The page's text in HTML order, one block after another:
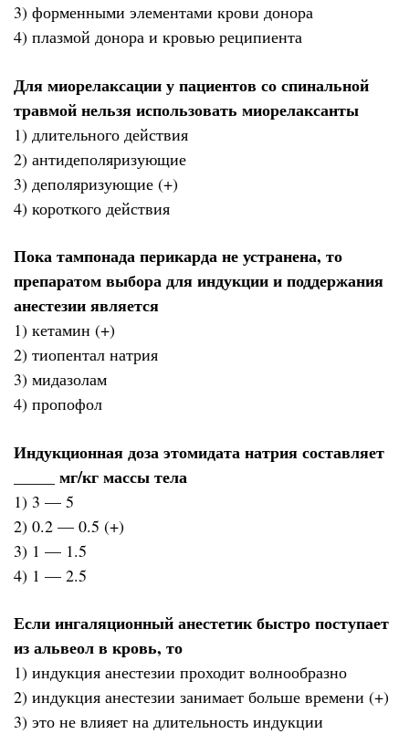
3) форменными элементами крови донора
4) плазмой донора и кровью реципиента
Для миорелаксации у пациентов со спинальной
травмой нельзя использовать миорелаксанты
1) длительного действия
2) антидеполяризующие
3) деполяризующие (+)
4) короткого действия
Пока тампонада перикарда не устранена, то
препаратом выбора для индукции и поддержания
анестезии является
1) кетамин (+)
2) тиопентал натрия
3) мидазолам
4) пропофол
Индукционная доза этомидата натрия составляет
_____ мг/кг массы тела
1) 3 — 5
2) 0.2 — 0.5 (+)
3) 1 — 1.5
4) 1 — 2.5
Если ингаляционный анестетик быстро поступает
из альвеол в кровь, то
1) индукция анестезии проходит волнообразно
2) индукция анестезии занимает больше времени (+)
3) это не влияет на длительность индукции